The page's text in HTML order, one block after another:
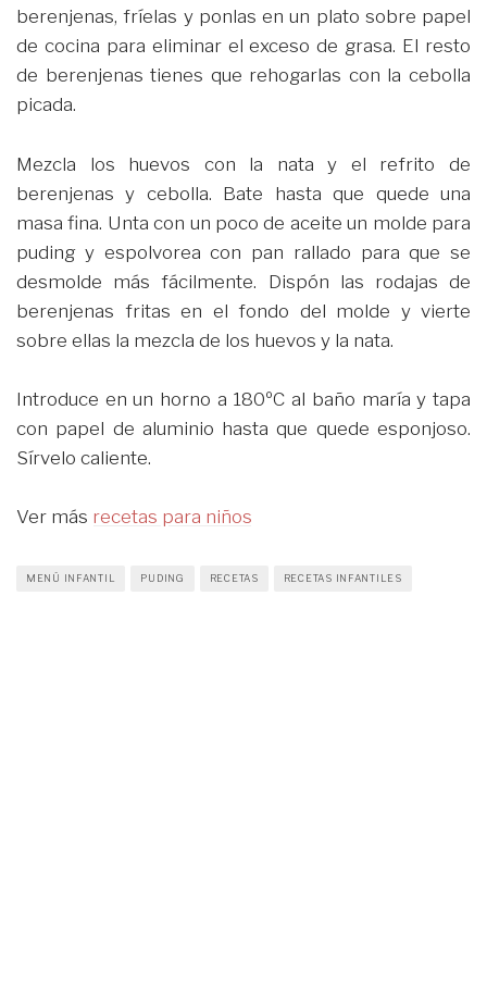
berenjenas, fríelas y ponlas en un plato sobre papel
de cocina para eliminar el exceso de grasa. El resto
de berenjenas tienes que rehogarlas con la cebolla
picada.
Mezcla los huevos con la nata y el refrito de
berenjenas y cebolla. Bate hasta que quede una
masa fina. Unta con un poco de aceite un molde para
puding y espolvorea con pan rallado para que se
desmolde más fácilmente. Dispón las rodajas de
berenjenas fritas en el fondo del molde y vierte
sobre ellas la mezcla de los huevos y la nata.
Introduce en un horno a 180ºC al baño maría y tapa
con papel de aluminio hasta que quede esponjoso.
Sírvelo caliente.
Ver más recetas para niños
MENÚ INFANTIL PUDING RECETAS RECETAS INFANTILES